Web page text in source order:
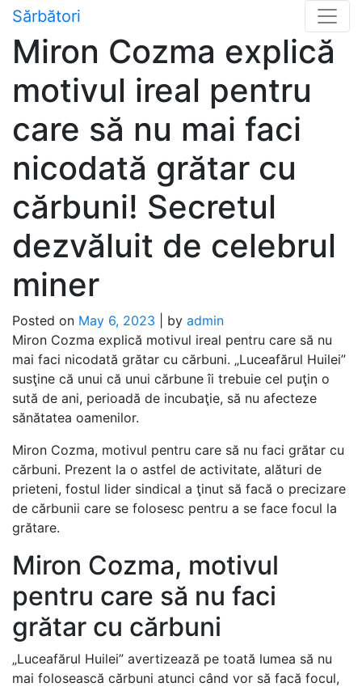
Skip
content
Sărbători
Miron Cozma explică
motivul ireal pentru
care să nu mai faci
nicodată grătar cu
cărbuni! Secretul
dezvăluit de celebrul
miner
Posted on May 6, 2023 by admin
Miron Cozma explică motivul ireal pentru care să nu
mai faci nicodată grătar cu cărbuni. „Luceafărul Huilei”
susţine că unui că unui cărbune îi trebuie cel puţin o
sută de ani, perioadă de incubaţie, să nu afecteze
sănătatea oamenilor.
Miron Cozma, motivul pentru care să nu faci grătar cu
cărbuni. Prezent la o astfel de activitate, alături de
prieteni, fostul lider sindical a ţinut să facă o precizare
de cărbunii care se folosesc pentru a se face focul la
grătare.
Miron Cozma, motivul
pentru care să nu faci
grătar cu cărbuni
„Luceafărul Huilei” avertizează pe toată lumea să nu
mai folosească cărbuni atunci când vor să facă focul,